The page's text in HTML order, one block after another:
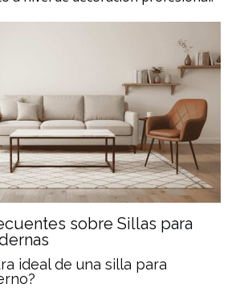
sobre Sillas para
ideal de una silla para